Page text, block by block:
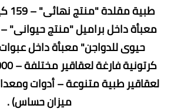
لعقاقير طبية متنوعة – أدوات
ميزان حساس) .